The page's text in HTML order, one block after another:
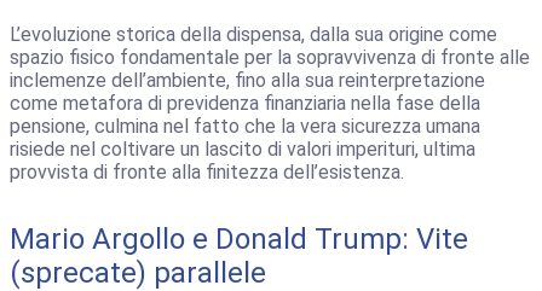
L’evoluzione storica della dispensa, dalla sua origine come
spazio fisico fondamentale per la sopravvivenza di fronte alle
inclemenze dell’ambiente, fino alla sua reinterpretazione
come metafora di previdenza finanziaria nella fase della
pensione, culmina nel fatto che la vera sicurezza umana
risiede nel coltivare un lascito di valori imperituri, ultima
provvista di fronte alla finitezza dell’esistenza.
Mario Argollo e Donald Trump: Vite
(sprecate) parallele